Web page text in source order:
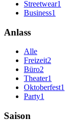
Streetwear1
Business1
Anlass
Alle
Freizeit2
Büro2
Theater1
Oktoberfest1
Party1
Saison